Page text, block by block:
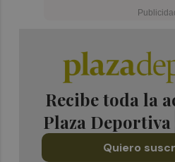
Recibe toda la
Plaza
Quiero